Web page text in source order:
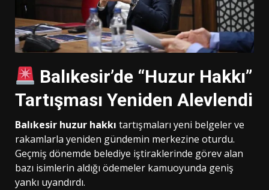
Balıkesir’de “Huzur Hakkı”
Tartışması Yeniden Alevlendi
Balıkesir huzur hakkı tartışmaları yeni belgeler ve
rakamlarla yeniden gündemin merkezine oturdu.
Geçmiş dönemde belediye iştiraklerinde görev alan
bazı isimlerin aldığı ödemeler kamuoyunda geniş
yankı uyandırdı.